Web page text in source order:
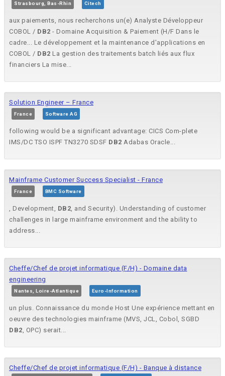
Strasbourg, Bas-Rhin Citech
aux paiements, nous recherchons un(e) Analyste Développeur
COBOL / DB2 - Domaine Acquisition & Paiement (H/F Dans le
cadre... Le développement et la maintenance d'applications en
COBOL / DB2 La gestion des traitements batch liés aux flux
financiers La mise...
Solution Engineer – France
France Software AG
following would be a significant advantage: CICS Com-plete
IMS/DC TSO ISPF TN3270 SDSF DB2 Adabas Oracle...
Mainframe Customer Success Specialist - France
France BMC Software
, Development, DB2, and Security). Understanding of customer
challenges in large mainframe environment and the ability to
address...
Cheffe/Chef de projet informatique (F/H) - Domaine data
engineering
Nantes, Loire-Atlantique Euro-Information
un plus. Connaissance du monde Host Une expérience mettant en
oeuvre des technologies mainframe (MVS, JCL, Cobol, SGBD
DB2, OPC) serait...
Cheffe/Chef de projet informatique (F/H) - Banque à distance